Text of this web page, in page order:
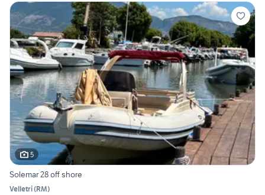
5
Solemar 28 off shore
Velletri(RM)